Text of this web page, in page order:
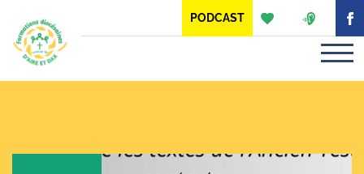
PODCAST
Panneau de gestion des cookies